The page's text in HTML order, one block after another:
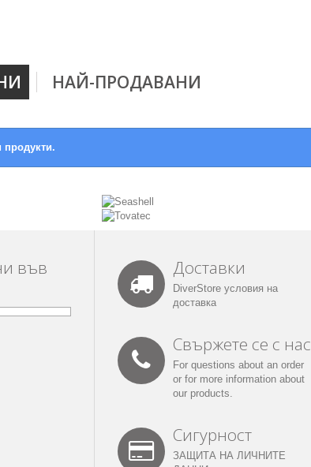
НАЙ-ПРОДАВАНИ
във
Доставки
DiverStore условия на
доставка
Свържете се с нас
For questions about an order
or for more information about
our products.
Сигурност
ЗАЩИТА НА ЛИЧНИТЕ